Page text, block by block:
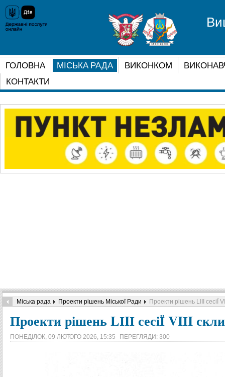
ГОЛОВНА МІСЬКА РАДА ВИКОНКОМ
КОНТАКТИ
Міська рада Проекти рішень Міської Ради Проекти рішень LІIІ сесіЇ
Проекти рішень LІIІ сесіЇ VIІI
ПОНЕДІЛОК, 09 ЛЮТОГО 2026, 15:35 ПЕРЕГЛЯДИ: 300